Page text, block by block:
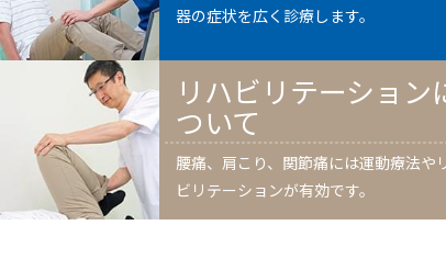
器の症状を広く診療します。
リハビリテーション
ついて
腰痛、肩こり、関節痛には運動療法や
ビリテーションが有効です。